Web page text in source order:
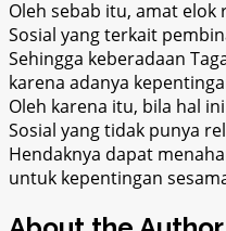
Oleh sebab itu, amat
Sosial yang terkait
Sehingga keberadaan
karena adanya
Oleh karena itu, bila hal
Sosial yang tidak punya
Hendaknya dapat
untuk kepentingan